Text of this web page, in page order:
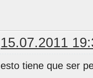
15.07.2011
esto tiene que ser